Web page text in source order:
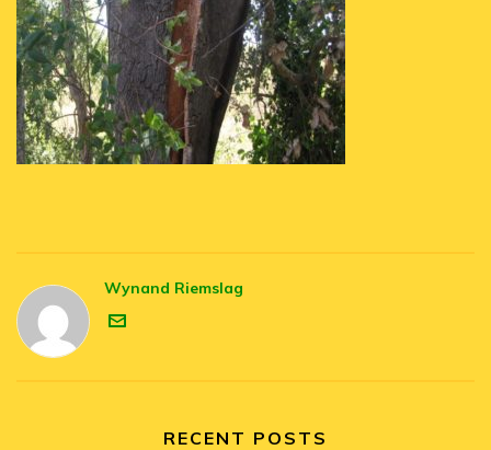
Wynand Riemslag
RECENT POSTS